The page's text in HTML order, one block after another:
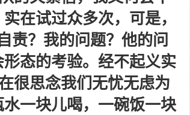
在试过众多次，可是，
责？我的问题？他的问
态的考验。经不起义实
很思念我们无忧无虑为
一块儿喝，一碗饭一块